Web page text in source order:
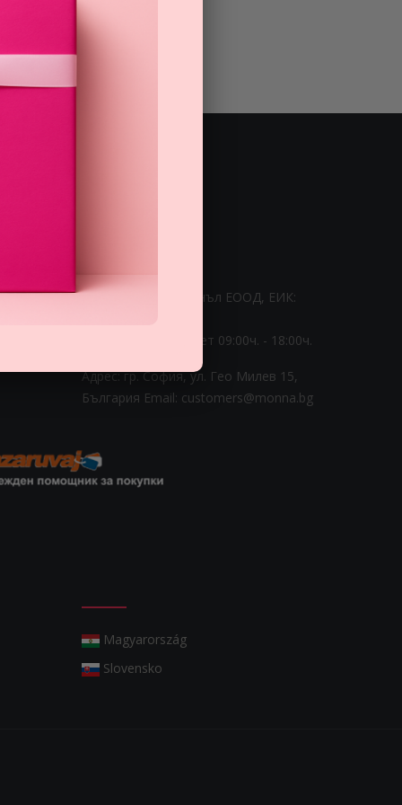
Монна Интернешънъл ЕООД, ЕИК:
Раб. време: Пoн - Пет 09:00ч. - 18:00ч.
Адрес: гр. София, ул. Гео Милев 15,
България Email: customers@monna.bg
Magyarország
Slovensko